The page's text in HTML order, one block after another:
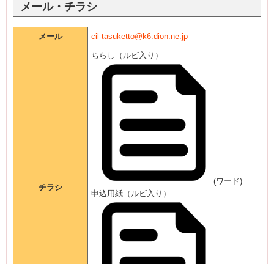
メール・チラシ
メール cil-tasuketto@k6.dion.ne.jp
チラシ
ちらし（ルビ入り）
(ワード)
申込用紙（ルビ入り）